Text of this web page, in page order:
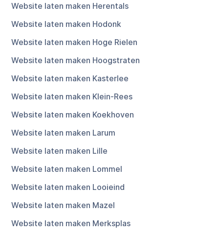
Website laten maken Herentals
Website laten maken Hodonk
Website laten maken Hoge Rielen
Website laten maken Hoogstraten
Website laten maken Kasterlee
Website laten maken Klein-Rees
Website laten maken Koekhoven
Website laten maken Larum
Website laten maken Lille
Website laten maken Lommel
Website laten maken Looieind
Website laten maken Mazel
Website laten maken Merksplas